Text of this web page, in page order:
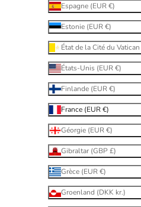
Espagne (EUR €)
Estonie (EUR €)
État de la Cité du
États-Unis (EUR €)
Finlande (EUR €)
France (EUR €)
Géorgie (EUR €)
Gibraltar (GBP £)
Grèce (EUR €)
Groenland (DKK kr.)